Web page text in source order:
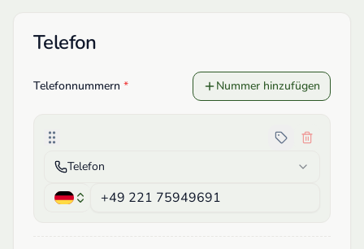
Telefon
Telefonnummern * Nummer hinzufügen
Telefon